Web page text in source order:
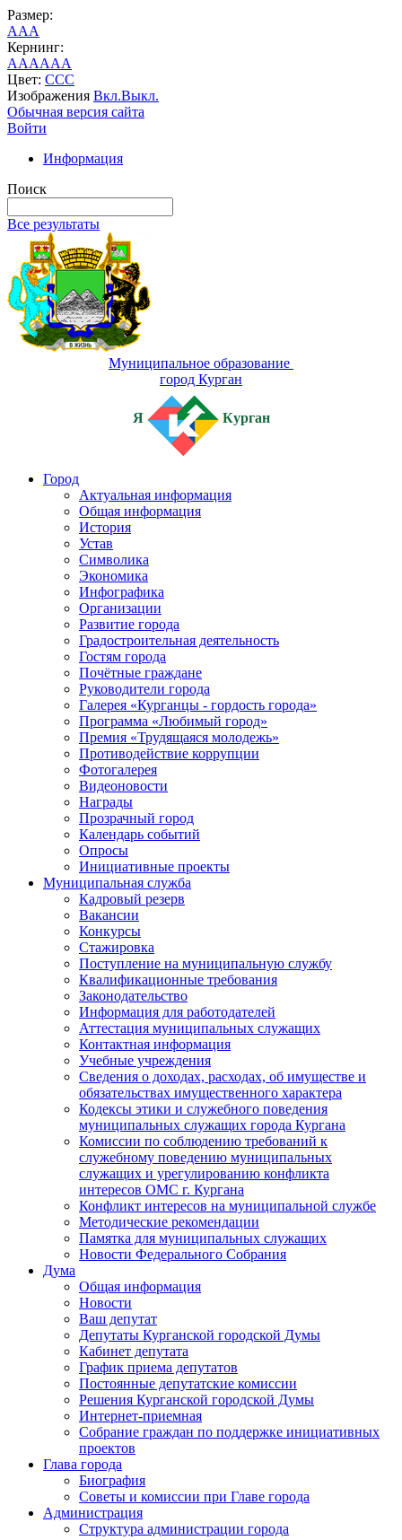
Размер:
AAA
Кернинг:
AAAAAA
Цвет: CCC
Изображения Вкл.Выкл.
Обычная версия сайта
Войти
Информация
Поиск
Все результаты
Муниципальное образование
город Курган
Я Курган
Город
Актуальная информация
Общая информация
История
Устав
Символика
Экономика
Инфографика
Организации
Развитие города
Градостроительная деятельность
Гостям города
Почётные граждане
Руководители города
Галерея «Курганцы - гордость города»
Программа «Любимый город»
Премия «Трудящаяся молодежь»
Противодействие коррупции
Фотогалерея
Видеоновости
Награды
Прозрачный город
Календарь событий
Опросы
Инициативные проекты
Муниципальная служба
Кадровый резерв
Вакансии
Конкурсы
Стажировка
Поступление на муниципальную службу
Квалификационные требования
Законодательство
Информация для работодателей
Аттестация муниципальных служащих
Контактная информация
Учебные учреждения
Сведения о доходах, расходах, об имуществе и
обязательствах имущественного характера
Кодексы этики и служебного поведения
муниципальных служащих города Кургана
Комиссии по соблюдению требований к
служебному поведению муниципальных
служащих и урегулированию конфликта
интересов ОМС г. Кургана
Конфликт интересов на муниципальной службе
Методические рекомендации
Памятка для муниципальных служащих
Новости Федерального Cобрания
Дума
Общая информация
Новости
Ваш депутат
Депутаты Курганской городской Думы
Кабинет депутата
График приема депутатов
Постоянные депутатские комиссии
Решения Курганской городской Думы
Интернет-приемная
Собрание граждан по поддержке инициативных
проектов
Глава города
Биография
Советы и комиссии при Главе города
Администрация
Структура администрации города